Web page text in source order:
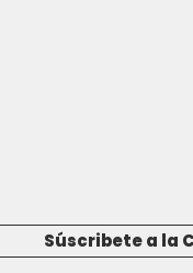
Súscribete a la